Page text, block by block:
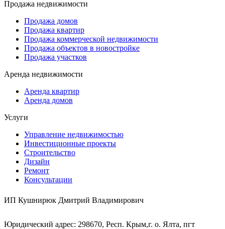
Продажа недвижимости
Продажа домов
Продажа квартир
Продажа коммерческой недвижимости
Продажа объектов в новостройке
Продажа участков
Аренда недвижимости
Аренда квартир
Аренда домов
Услуги
Управление недвижимостью
Инвестиционные проекты
Строительство
Дизайн
Ремонт
Консультации
ИП Кушнирюк Дмитрий Владимирович
Юридический адрес: 298670, Респ. Крым,г. о. Ялта, пгт